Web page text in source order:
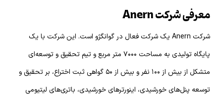
معرفی شرکت Anern
شرکت Anern یک شرکت فعال در گوانگژو است. این شرکت با یک
پایگاه تولیدی به مساحت ۷۰۰۰ متر مربع و تیم تحقیق و توسعه‌ای
متشکل از بیش از ۱۰۰ نفر و بیش از ۵۰ گواهی ثبت اختراع، بر تحقیق و
توسعه پنل‌های خورشیدی، اینورترهای خورشیدی، باتری‌های لیتیومی